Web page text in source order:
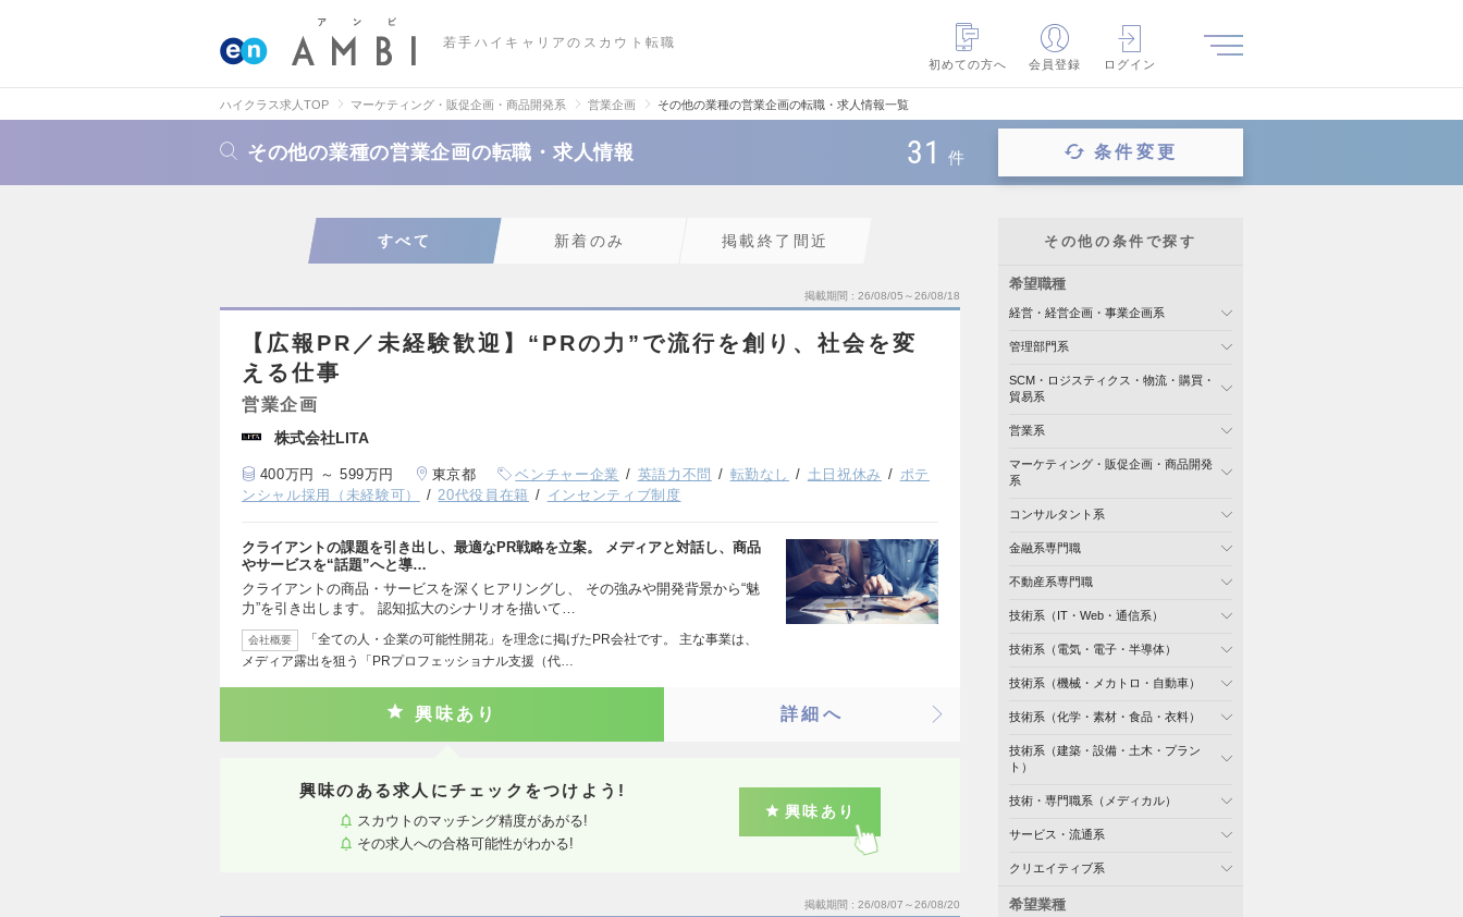
若手ハイキャリアのスカウト転職
初めての方へ
会員登録 ログイン
ハイクラス求人TOP マーケティング・販促企画・商品開発系 営業企画 その他の業種の営業企画の転職・求人情報一覧
その他の業種の営業企画の転職・求人情報 31 件 条件変更
すべて 新着のみ 掲載終了間近
掲載期間 26/08/05～26/08/18
【広報PR／未経験歓迎】“PRの力”で流行を創り、社会を変
える仕事
営業企画
株式会社LITA
400万円 ～ 599万円 東京都 ベンチャー企業 英語力不問 転勤なし 土日祝休み
ポテ
ンシャル採用（未経験可）
20代役員在籍 インセンティブ制度
クライアントの課題を引き出し、最適なPR戦略を立案。 メディアと対話し、商品
やサービスを“話題”へと導…
クライアントの商品・サービスを深くヒアリングし、 その強みや開発背景から“魅
力”を引き出します。 認知拡大のシナリオを描いて…
会社概要
「全ての人・企業の可能性開花」を理念に掲げたPR会社です。 主な事業は、
メディア露出を狙う「PRプロフェッショナル支援（代…
興味あり 詳細へ
興味のある求人にチェックをつけよう!
スカウトのマッチング精度があがる!
その求人への合格可能性がわかる!
興味あり
掲載期間 26/08/07～26/08/20
その他の条件で探す
希望職種
経営・経営企画・事業企画系
管理部門系
SCM・ロジスティクス・物流・購買・
貿易系
営業系
マーケティング・販促企画・商品開発
系
コンサルタント系
金融系専門職
不動産系専門職
技術系（IT・Web・通信系）
技術系（電気・電子・半導体）
技術系（機械・メカトロ・自動車）
技術系（化学・素材・食品・衣料）
技術系（建築・設備・土木・プラン
ト）
技術・専門職系（メディカル）
サービス・流通系
クリエイティブ系
希望業種